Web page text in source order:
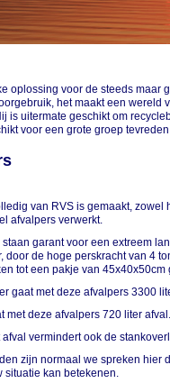
oplossing voor de steeds maar
het maakt een wereld
is uitermate geschikt om
voor een grote groep
van RVS is gemaakt,
afvalpers verwerkt.
garant voor een extreem
door de hoge perskracht van 4
tot een pakje van 45x40x50cm
gaat met deze afvalpers 3300
met deze afvalpers 720 liter afval.
vermindert ook de
zijn normaal we spreken
situatie kan betekenen.